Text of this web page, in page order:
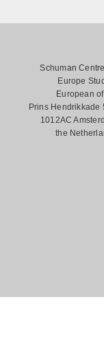
Schuman
Europe
European
Prins Hendrikkade
1012AC
the